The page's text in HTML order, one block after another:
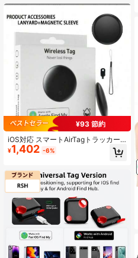
カード情報ロケーター(APP不要)
¥93 節約
iOS対応 スマートAirTagトラッカー(i
OSのみ対応)、オリジナルiOSタグと
同じサイズ、AirTag保護ケース、シ
ーター/キーファインダーに適用、ペ
ット、バッグ、スーツケース、自転
車、車などの紛失防止に、バッテリ
ー寿命最大1年、MFi認証、あらゆる
シーンでのギフトに最適
¥1,402 -6%